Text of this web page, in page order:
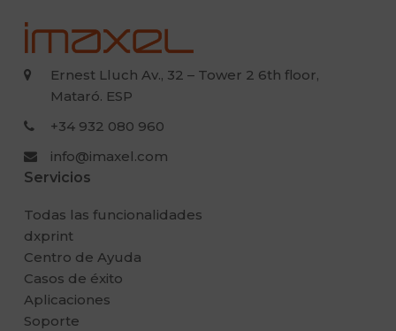
Ernest Lluch Av., 32 – Tower 2 6th floor,
Mataró. ESP
+34 932 080 960
info@imaxel.com
Servicios
Todas las funcionalidades
dxprint
Centro de Ayuda
Casos de éxito
Aplicaciones
Soporte